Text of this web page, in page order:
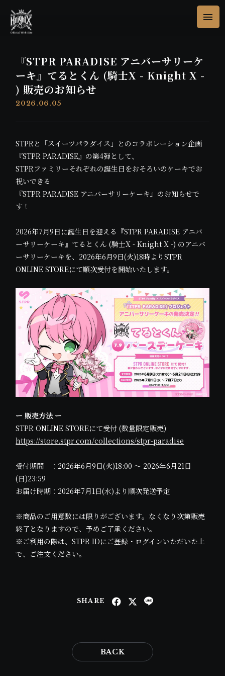
『STPR PARADISE アニバーサリーケ
ーキ』てるとくん (騎士X - Knight X -
) 販売のお知らせ
2026.06.05
STPRと「スイーツパラダイス」とのコラボレーション企画
『STPR PARADISE』の第4弾として、
STPRファミリーそれぞれの誕生日をおそろいのケーキでお
祝いできる
『STPR PARADISE アニバーサリーケーキ』のお知らせで
す！
2026年7月9日に誕生日を迎える『STPR PARADISE アニバ
ーサリーケーキ』てるとくん (騎士X - Knight X -) のアニバ
ーサリーケーキを、2026年6月9日(火)18時よりSTPR
ONLINE STOREにて順次受付を開始いたします。
ー 販売方法 ー
STPR ONLINE STOREにて受付 (数量限定販売)
https://store.stpr.com/collections/stpr-paradise
受付期間 ：2026年6月9日(火)18:00 ～ 2026年6月21日
(日)23:59
お届け時期：2026年7月1日(水)より順次発送予定
※商品のご用意数には限りがございます。なくなり次第販売
終了となりますので、予めご了承ください。
※ご利用の際は、STPR IDにご登録・ログインいただいた上
で、ご注文ください。
SHARE
BACK